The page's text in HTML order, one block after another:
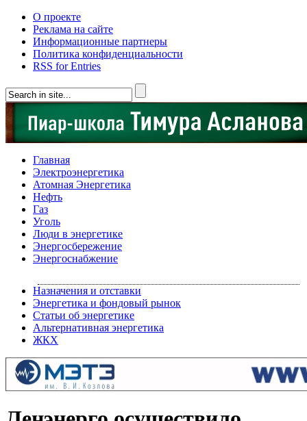
О проекте
Реклама на сайте
Информационные партнеры
Политика конфиденциальности
RSS for Entries
Главная
Электроэнергетика
Атомная Энергетика
Нефть
Газ
Уголь
Люди в энергетике
Энергосбережение
Энергоснабжение
Назначения и отставки
Энергетика и фондовый рынок
Статьи об энергетике
Альтернативная энергетика
ЖКХ